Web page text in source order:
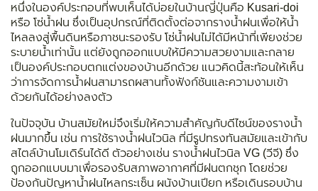
หนึ่งในองค์ประกอบที่พบเห็นได้บ่อยในบ้านญี่ปุ่นคือ Kusari-doi
หรือ โซ่น้ำฝน ซึ่งเป็นอุปกรณ์ที่ติดตั้งต่อจากรางน้ำฝนเพื่อให้น้ำ
ไหลลงสู่พื้นดินหรือภาชนะรองรับ โซ่น้ำฝนไม่ได้มีหน้าที่เพียงช่วย
ระบายน้ำเท่านั้น แต่ยังถูกออกแบบให้มีความสวยงามและกลาย
เป็นองค์ประกอบตกแต่งของบ้านอีกด้วย แนวคิดนี้สะท้อนให้เห็น
ว่าการจัดการน้ำฝนสามารถผสานทั้งฟังก์ชันและความงามเข้า
ด้วยกันได้อย่างลงตัว
ในปัจจุบัน บ้านสมัยใหม่จึงเริ่มให้ความสำคัญกับดีไซน์ของรางน้ำ
ฝนมากขึ้น เช่น การใช้รางน้ำฝนไวนิล ที่มีรูปทรงทันสมัยและเข้ากับ
สไตล์บ้านโมเดิร์นได้ดี ตัวอย่างเช่น รางน้ำฝนไวนิล VG (วีจี) ซึ่ง
ถูกออกแบบมาเพื่อรองรับสภาพอากาศที่มีฝนตกชุก โดยช่วย
ป้องกันปัญหาน้ำฝนไหลกระเซ็น ผนังบ้านเปียก หรือเดินรอบบ้าน